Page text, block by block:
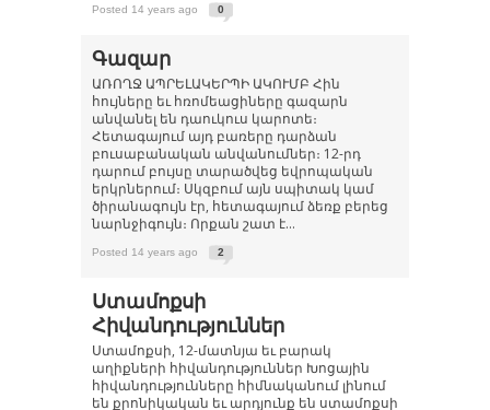
Posted 14 years ago 0
Գազար
ԱՌՈՂՋ ԱՊՐԵԼԱԿԵՐՊԻ ԱԿՈՒՄԲ Հին
հույները եւ հռոմեացիները գազարն
անվանել են դաուկուս կարոտե։
Հետագայում այդ բառերը դարձան
բուսաբանական անվանումներ։ 12-րդ
դարում բույսը տարածվեց եվրոպական
երկրներում։ Սկզբում այն սպիտակ կամ
ծիրանագույն էր, հետագայում ձեռք բերեց
նարնջիգույն։ Որքան շատ է...
Posted 14 years ago 2
Ստամոքսի
Հիվանդություններ
Ստամոքսի, 12-մատնյա եւ բարակ
աղիքների հիվանդություններ Խոցային
հիվանդությունները հիմնականում լինում
են քրոնիկական եւ արդյունք են ստամոքսի